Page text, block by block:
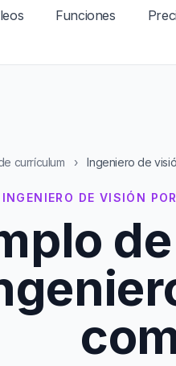
Funciones
currículum › Ingeniero de
INGENIERO DE VISIÓN